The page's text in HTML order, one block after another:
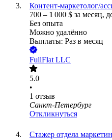
Контент-маркетолог/
700 – 1 000 $ за месяц,
Без опыта
Можно удалённо
Выплаты: Раз в месяц
FullFlat LLC
5.0
•
1 отзыв
Санкт-Петербург
Откликнуться
Стажер отдела